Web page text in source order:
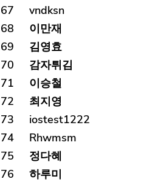
67
vndksn
68
이만재
69
김영효
70
감자튀김
71
이승철
72
최지영
73
iostest1222
74
Rhwmsm
75
정다혜
76
하루미